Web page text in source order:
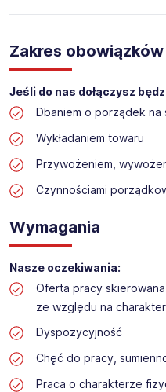
Pośrednictwa Pracy i
Profit jest obecnie jedną z
polskich agencji
działalności daliśmy pracę
w całym kraju. Skutecznie
największych firm, jak
przedsiębiorstw w Polsce.
stanowisko:
Lokalizacja: Konin
Zakres obowiązków
Jeśli do nas dołączysz
Dbaniem o porządek
Wykładaniem towaru
Przywożeniem,
Czynnościami
Wymagania
Nasze oczekiwania:
Oferta pracy
ze względu na
Dyspozycyjność
Chęć do pracy,
Praca o charakterze